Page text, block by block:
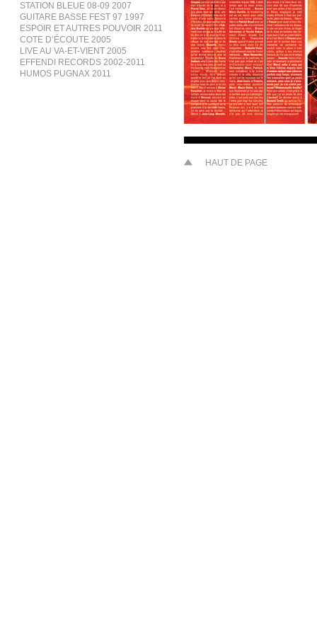
STATION BLEUE 08-09 2007
GUITARE BASSE FEST 97 1997
ESPOIR ET AUTRES POUVOIR 2011
COTE D’ÉCOUTE 2005
LIVE AU VA-ET-VIENT 2005
EFFENDI RECORDS 2002-2011
HUMOS PUGNAX 2011
HAUT DE PAGE